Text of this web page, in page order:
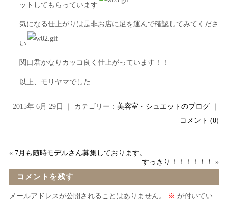
ットしてもらっています
気になる仕上がりは是非お店に足を運んで確認してみてくださ
い
関口君かなりカッコ良く仕上がっています！！
以上、モリヤマでした
2015年 6月 29日 ｜ カテゴリー： 美容室・シュエットのブログ
コメント (0)
« 7月も随時モデルさん募集しております。
すっきり！！！！！！
»
コメントを残す
メールアドレスが公開されることはありません。 ※ が付いてい